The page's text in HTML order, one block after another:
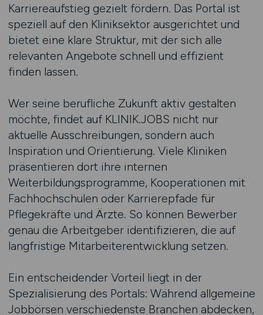
Karriereaufstieg gezielt fördern. Das Portal ist
speziell auf den Kliniksektor ausgerichtet und
bietet eine klare Struktur, mit der sich alle
relevanten Angebote schnell und effizient
finden lassen.
Wer seine berufliche Zukunft aktiv gestalten
möchte, findet auf KLINIK.JOBS nicht nur
aktuelle Ausschreibungen, sondern auch
Inspiration und Orientierung. Viele Kliniken
präsentieren dort ihre internen
Weiterbildungsprogramme, Kooperationen mit
Fachhochschulen oder Karrierepfade für
Pflegekräfte und Ärzte. So können Bewerber
genau die Arbeitgeber identifizieren, die auf
langfristige Mitarbeiterentwicklung setzen.
Ein entscheidender Vorteil liegt in der
Spezialisierung des Portals: Während allgemeine
Jobbörsen verschiedenste Branchen abdecken,